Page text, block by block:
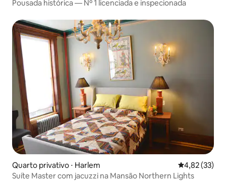
Pousada histórica — Nº 1 licenciada e inspecionada
Quarto privativo ⋅ Harlem 4,82 de uma
4,82 (33)
Suíte Master com jacuzzi na Mansão Northern Lights